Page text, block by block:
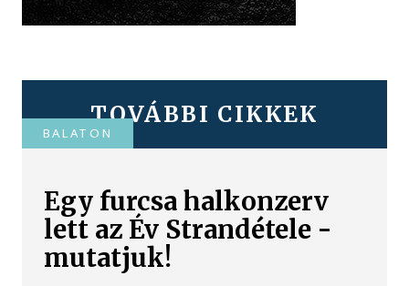
TOVÁBBI CIKKEK
BALATON
Egy furcsa halkonzerv
lett az Év Strandétele -
mutatjuk!